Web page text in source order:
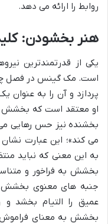
روابط را ارائه می دهد.
هنر بخشودن:
یکی از قدرتمندترین
است. مک گینس در فصل
پردازد و آن را به عنوان
او معتقد است که بخشش
بخشنده نیز حس رهایی
می کند»؛ این عبارت
به این معنی که نباید
بخشش به فراخور و
جنبه های معنوی بخشش
عمیق را التیام بخشد و
بخشش به معنای فراموش